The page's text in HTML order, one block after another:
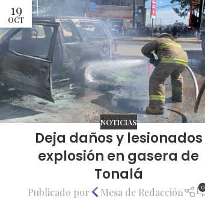
19
OCT
NOTICIAS
Deja daños y lesionados
explosión en gasera de
Tonalá
Publicado por Mesa de Redacción 0